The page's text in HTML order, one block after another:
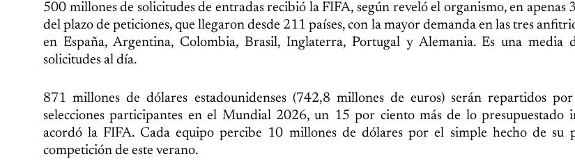
500 millones de solicitudes de entradas recibió la FIFA, según reveló el organismo, en apenas
del plazo de peticiones, que llegaron desde 211 países, con la mayor demanda en las tres
en España, Argentina, Colombia, Brasil, Inglaterra, Portugal y Alemania. Es una media
solicitudes al día.
871 millones de dólares estadounidenses (742,8 millones de euros) serán repartidos
selecciones participantes en el Mundial 2026, un 15 por ciento más de lo presupuestado
acordó la FIFA. Cada equipo percibe 10 millones de dólares por el simple hecho de su
competición de este verano.